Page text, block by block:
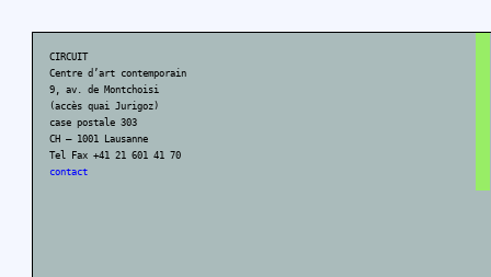
CIRCUIT
Centre d’art contemporain
9, av. de Montchoisi
(accès quai Jurigoz)
case postale 303
CH – 1001 Lausanne
Tel Fax +41 21 601 41 70
contact